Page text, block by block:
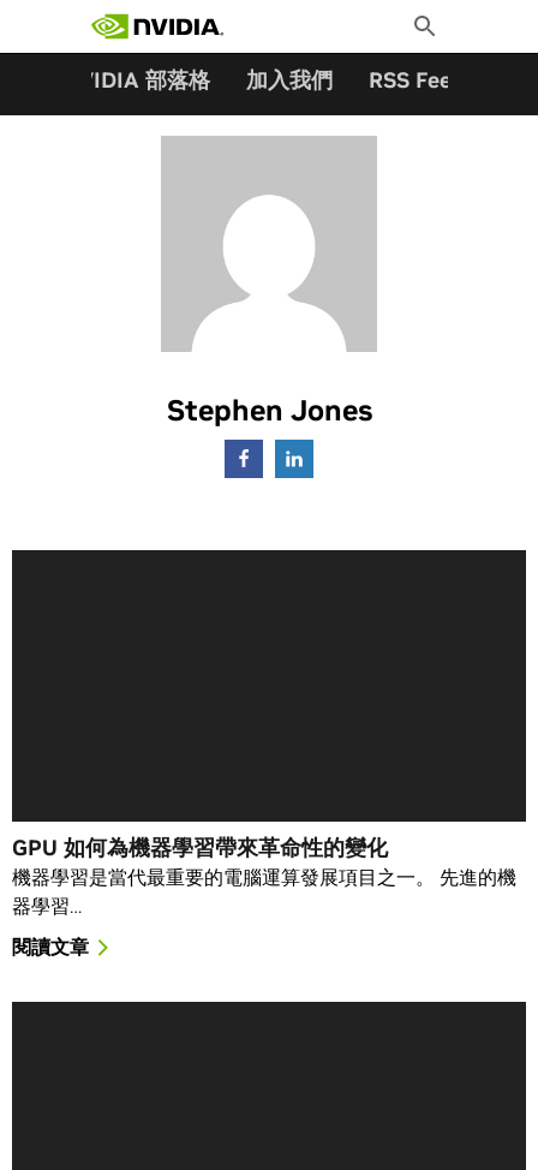
Toggle
Search
NVIDIA 部落格 加入我們 RSS Feeds
Stephen Jones
GPU 如何為機器學習帶來革命性的變化
機器學習是當代最重要的電腦運算發展項目之一。 先進的機
器學習…
閱讀文章